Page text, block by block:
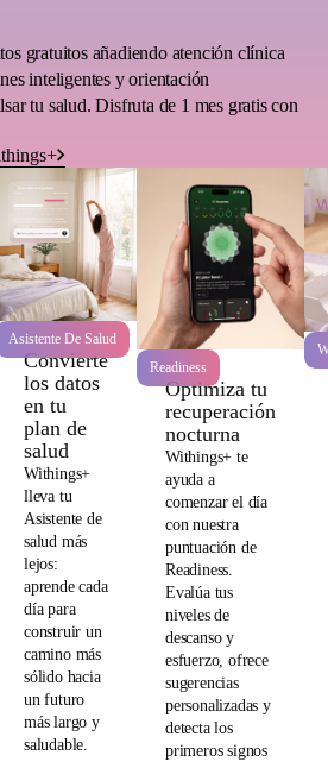
gratuitos añadiendo atención clínica
inteligentes y orientación
tu salud. Disfruta de 1 mes gratis con
Asistente De Salud
Convierte
los datos
en tu
plan de
salud
Withings+
lleva tu
Asistente de
salud más
lejos:
aprende cada
día para
construir un
camino más
sólido hacia
un futuro
más largo y
saludable.
Readiness
Optimiza tu
recuperación
nocturna
Withings+ te
ayuda a
comenzar el día
con nuestra
puntuación de
Readiness.
Evalúa tus
niveles de
descanso y
esfuerzo, ofrece
sugerencias
personalizadas y
detecta los
primeros signos